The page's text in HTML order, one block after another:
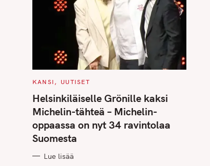
C
T
E
G
O
I
E
S
KANSI UUTISET
Helsinkiläiselle Grönille kaksi
Michelin-tähteä – Michelin-
oppaassa on nyt 34 ravintolaa
Suomesta
Lue lisää